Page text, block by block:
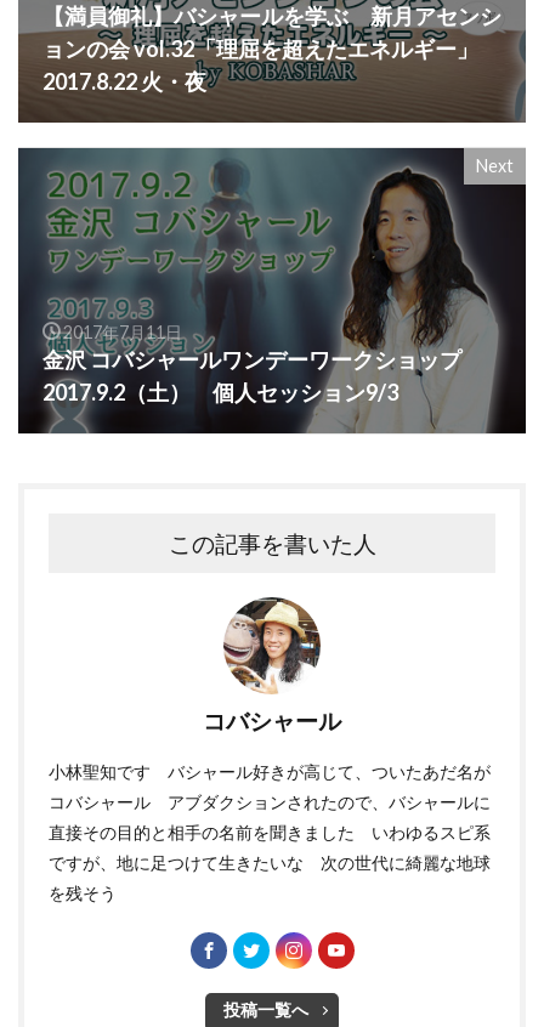
【満員御礼】バシャールを学ぶ 新月アセンシ
ョンの会 vol.32「理屈を超えたエネルギー」
2017.8.22 火・夜
Next
2017年7月11日
金沢 コバシャールワンデーワークショップ
2017.9.2（土） 個人セッション9/3
この記事を書いた人
コバシャール
小林聖知です バシャール好きが高じて、ついたあだ名が
コバシャール アブダクションされたので、バシャールに
直接その目的と相手の名前を聞きました いわゆるスピ系
ですが、地に足つけて生きたいな 次の世代に綺麗な地球
を残そう
投稿一覧へ